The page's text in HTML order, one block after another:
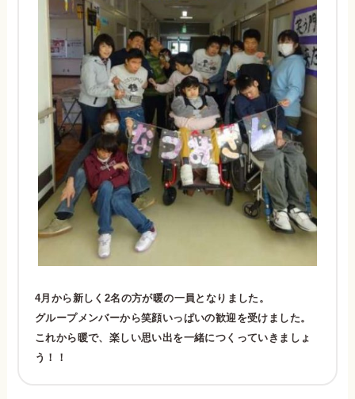
4月から新しく2名の方が暖の一員となりました。
グループメンバーから笑顔いっぱいの歓迎を受けました。
これから暖で、楽しい思い出を一緒につくっていきましょ
う！！